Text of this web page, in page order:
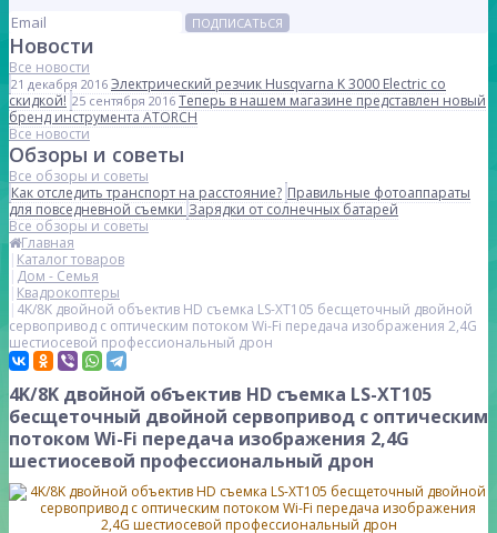
ПОДПИСАТЬСЯ
Новости
Все новости
21 декабря 2016 Электрический резчик Husqvarna K 3000 Electric со
скидкой! 25 сентября 2016 Теперь в нашем магазине представлен новый
бренд инструмента ATORCH
Все новости
Обзоры и советы
Все обзоры и советы
Как отследить транспорт на расстояние? Правильные фотоаппараты
для повседневной съемкиЗарядки от солнечных батарей
Все обзоры и советы
Главная
Каталог товаров
Дом - Семья
Квадрокоптеры
4K/8K двойной объектив HD съемка LS-XT105 бесщеточный двойной
сервопривод с оптическим потоком Wi-Fi передача изображения 2,4G
шестиосевой профессиональный дрон
4K/8K двойной объектив HD съемка LS-XT105
бесщеточный двойной сервопривод с оптическим
потоком Wi-Fi передача изображения 2,4G
шестиосевой профессиональный дрон